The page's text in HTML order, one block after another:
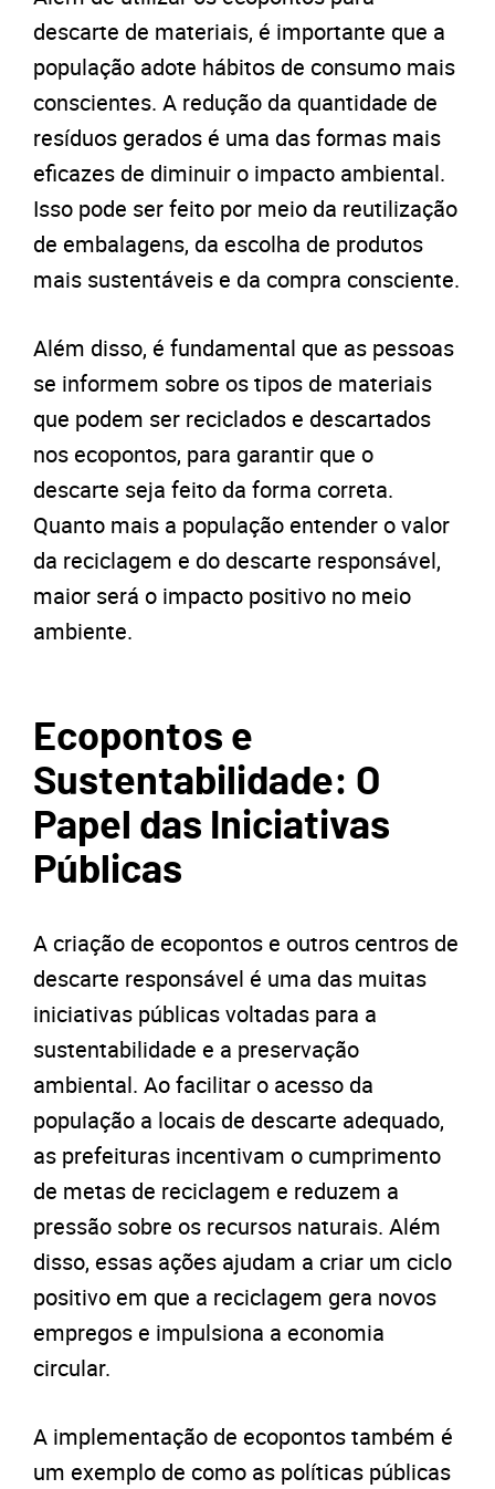
descarte de materiais, é importante que a
população adote hábitos de consumo mais
conscientes. A redução da quantidade de
resíduos gerados é uma das formas mais
eficazes de diminuir o impacto ambiental.
Isso pode ser feito por meio da reutilização
de embalagens, da escolha de produtos
mais sustentáveis e da compra consciente.
Além disso, é fundamental que as pessoas
se informem sobre os tipos de materiais
que podem ser reciclados e descartados
nos ecopontos, para garantir que o
descarte seja feito da forma correta.
Quanto mais a população entender o valor
da reciclagem e do descarte responsável,
maior será o impacto positivo no meio
ambiente.
Ecopontos e
Sustentabilidade: O
Papel das Iniciativas
Públicas
A criação de ecopontos e outros centros de
descarte responsável é uma das muitas
iniciativas públicas voltadas para a
sustentabilidade e a preservação
ambiental. Ao facilitar o acesso da
população a locais de descarte adequado,
as prefeituras incentivam o cumprimento
de metas de reciclagem e reduzem a
pressão sobre os recursos naturais. Além
disso, essas ações ajudam a criar um ciclo
positivo em que a reciclagem gera novos
empregos e impulsiona a economia
circular.
A implementação de ecopontos também é
um exemplo de como as políticas públicas